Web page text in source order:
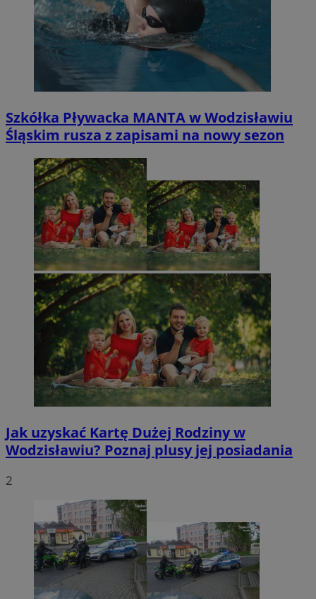
Szkółka Pływacka MANTA w Wodzisławiu
Śląskim rusza z zapisami na nowy sezon
Jak uzyskać Kartę Dużej Rodziny w
Wodzisławiu? Poznaj plusy jej posiadania
2